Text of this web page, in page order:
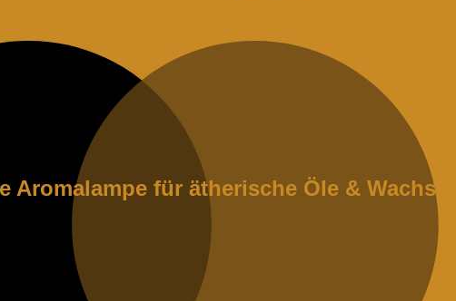
Aromalampe für ätherische Öle &